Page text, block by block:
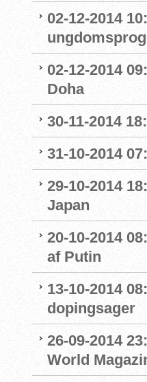
02-12-2014
02-12-2014
Doha
30-11-2014
31-10-2014
29-10-2014
Japan
20-10-2014
af Putin
13-10-2014
dopingsager
26-09-2014
World